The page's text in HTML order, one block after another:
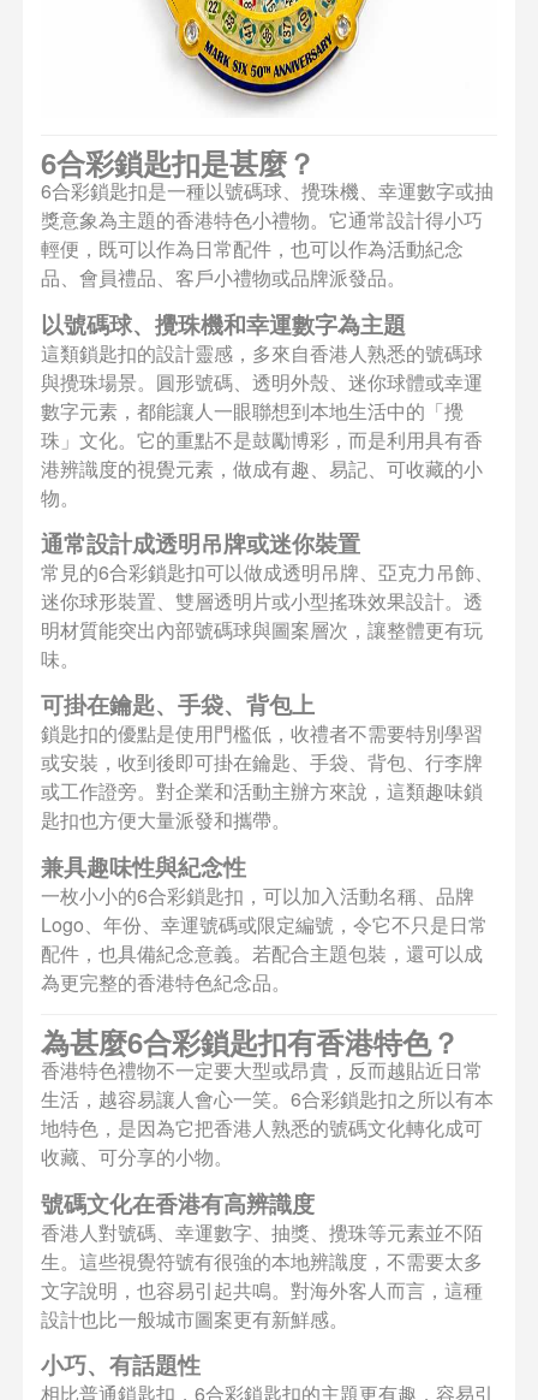
6合彩鎖匙扣是甚麼？
6合彩鎖匙扣是一種以號碼球、攪珠機、幸運數字或抽
獎意象為主題的香港特色小禮物。它通常設計得小巧
輕便，既可以作為日常配件，也可以作為活動紀念
品、會員禮品、客戶小禮物或品牌派發品。
以號碼球、攪珠機和幸運數字為主題
這類鎖匙扣的設計靈感，多來自香港人熟悉的號碼球
與攪珠場景。圓形號碼、透明外殼、迷你球體或幸運
數字元素，都能讓人一眼聯想到本地生活中的「攪
珠」文化。它的重點不是鼓勵博彩，而是利用具有香
港辨識度的視覺元素，做成有趣、易記、可收藏的小
物。
通常設計成透明吊牌或迷你裝置
常見的6合彩鎖匙扣可以做成透明吊牌、亞克力吊飾、
迷你球形裝置、雙層透明片或小型搖珠效果設計。透
明材質能突出內部號碼球與圖案層次，讓整體更有玩
味。
可掛在鑰匙、手袋、背包上
鎖匙扣的優點是使用門檻低，收禮者不需要特別學習
或安裝，收到後即可掛在鑰匙、手袋、背包、行李牌
或工作證旁。對企業和活動主辦方來說，這類趣味鎖
匙扣也方便大量派發和攜帶。
兼具趣味性與紀念性
一枚小小的6合彩鎖匙扣，可以加入活動名稱、品牌
Logo、年份、幸運號碼或限定編號，令它不只是日常
配件，也具備紀念意義。若配合主題包裝，還可以成
為更完整的香港特色紀念品。
為甚麼6合彩鎖匙扣有香港特色？
香港特色禮物不一定要大型或昂貴，反而越貼近日常
生活，越容易讓人會心一笑。6合彩鎖匙扣之所以有本
地特色，是因為它把香港人熟悉的號碼文化轉化成可
收藏、可分享的小物。
號碼文化在香港有高辨識度
香港人對號碼、幸運數字、抽獎、攪珠等元素並不陌
生。這些視覺符號有很強的本地辨識度，不需要太多
文字說明，也容易引起共鳴。對海外客人而言，這種
設計也比一般城市圖案更有新鮮感。
小巧、有話題性
相比普通鎖匙扣，6合彩鎖匙扣的主題更有趣，容易引